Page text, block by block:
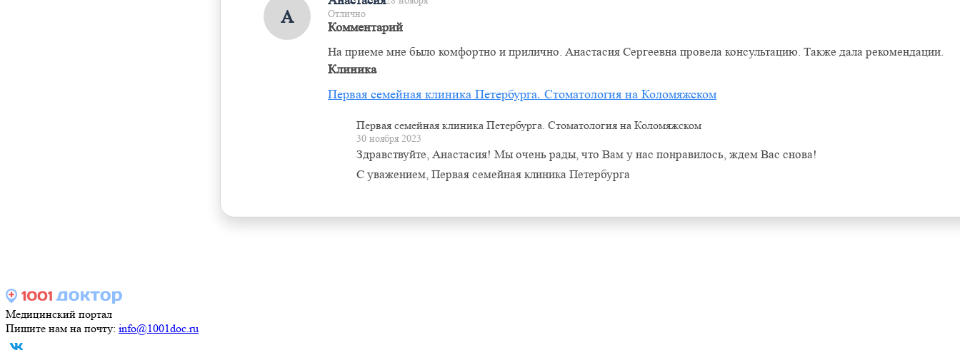
А
Отлично
Комментарий
На приеме мне было комфортно и прилично. Анастасия Сергеевна провела консультацию. Также дала рекомендации.
Клиника
Первая семейная клиника Петербурга. Стоматология на Коломяжском
Первая семейная клиника Петербурга. Стоматология на Коломяжском
30 ноября 2023
Здравствуйте, Анастасия! Мы очень рады, что Вам у нас понравилось, ждем Вас снова!
С уважением, Первая семейная клиника Петербурга
Медицинский портал
Пишите нам на почту: info@1001doc.ru